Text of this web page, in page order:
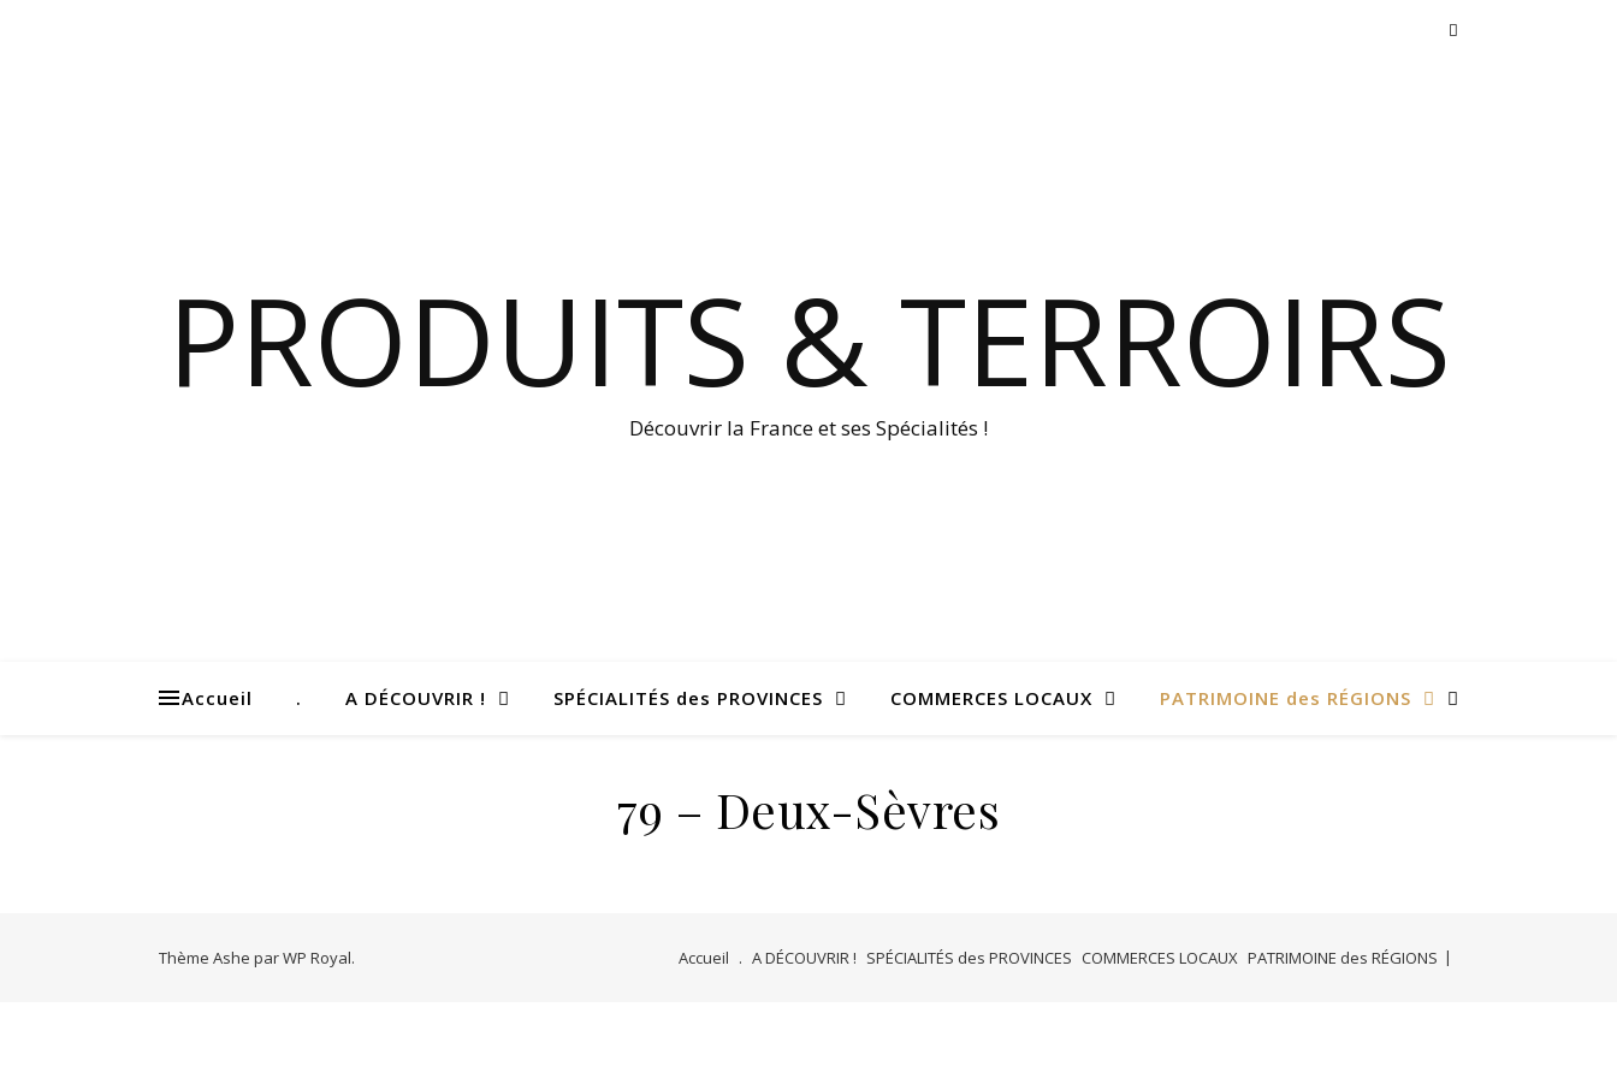
PRODUITS & TERROIRS
Découvrir la France et ses Spécialités !
Accueil . A DÉCOUVRIR ! SPÉCIALITÉS des PROVINCES COMMERCES LOCAUX PATRIMOINE des RÉGIONS
79 – Deux-Sèvres
Accueil . A DÉCOUVRIR ! SPÉCIALITÉS des PROVINCES COMMERCES LOCAUX PATRIMOINE des RÉGIONS
Thème Ashe parWP Royal.